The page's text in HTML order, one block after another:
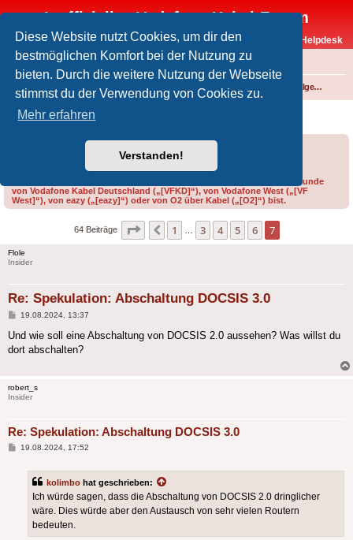
Diese Website nutzt Cookies, um dir den
bestmöglichen Komfort bei der Nutzung zu
bieten. Durch die weitere Nutzung der Webseite
stimmst du der Verwendung von Cookies zu.
Mehr erfahren
Verstanden!
Inoffizielles Vodafone-Kabel-Forum
Vodafone-Kabel-Helpdesk
FAQ
Foren-Übersicht Technik allgemein
Spekulation: Abschaltung DOCSIS 3.0
Bitte gib bei der Erstellung eines Threads im Feld „Präfix“ an, ob du Kunde
von Vodafone Kabel Deutschland („[VFKD]“), von Vodafone West („[VF
West]“), von eazy („[eazy]“) oder von O2 über Kabel („[O2]“) bist.
64 Beiträge Seite von 7
Vorherige
1 3 4 5 6 7
Flole
Insider
Re: Spekulation: Abschaltung DOCSIS 3.0
Beitrag
19.08.2024, 13:37
Und wie soll eine Abschaltung von DOCSIS 2.0 aussehen? Was willst du
dort abschalten?
robert_s
Insider
Re: Spekulation: Abschaltung DOCSIS 3.0
Beitrag
19.08.2024, 17:52
kolimbo hat geschrieben:
Ich würde sagen, dass die Abschaltung von DOCSIS 2.0 dringlicher
wäre. Dies würde aber den Austausch von sehr vielen Routern
bedeuten.